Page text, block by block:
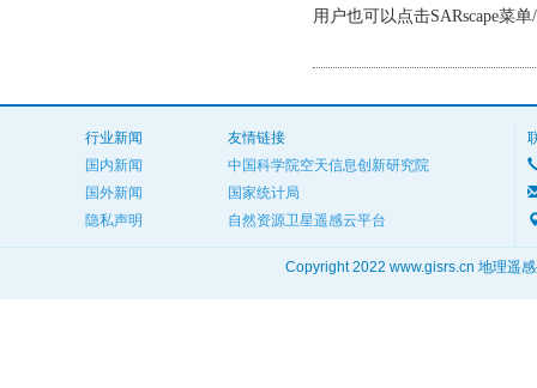
用户也可以点击SARscape菜单
行业新闻
国内新闻
国外新闻
隐私声明
友情链接
中国科学院空天信息创新研究院
国家统计局
自然资源卫星遥感云平台
Copyright 2022 www.gisrs.cn 地理遥